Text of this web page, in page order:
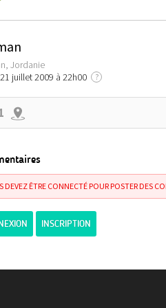
Jordanie
juillet 2009 à 22h00
?
DEVEZ ÊTRE CONNECTÉ POUR POSTER DES
INSCRIPTION